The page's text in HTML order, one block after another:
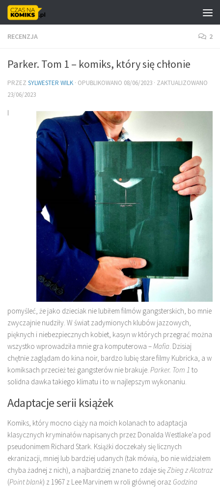
Skip to content
RECENZJA 2
Parker. Tom 1 – komiks, który się chłonie
PRZEZ SYLWESTER WILK · OPUBLIKOWANO 08/06/2023 · ZAKTUALIZOWANO
23/06/2023
I
pomyśleć, że jako dzieciak nie lubiłem filmów gangsterskich, bo mnie
zwyczajnie nudziły. W świat zadymionych klubów jazzowych,
pięknych i niebezpiecznych kobiet, kasyn w których przegrać można
wszystko wprowadziła mnie gra komputerowa –Mafia. Dzisiaj
chętnie zaglądam do kina noir, bardzo lubię stare filmy Kubricka, a w
komiksach przecież też gangsterów nie brakuje. Parker. Tom 1 to
solidna dawka takiego klimatu i to w najlepszym wykonaniu.
Adaptacje serii książek
Komiks, który mocno ciąży na moich kolanach to adaptacja
klasycznych kryminałów napisanych przez Donalda Westlake’a pod
pseudonimem Richard Stark. Książki doczekały się licznych
ekranizacji, mniej lub bardziej udanych (tak mówią, bo nie widziałem
chyba żadnej z nich), a najbardziej znane to zdaje sięZbieg z Alcatraz
(Point blank) z 1967 z Lee Marvinem w roli głównej oraz Godzina